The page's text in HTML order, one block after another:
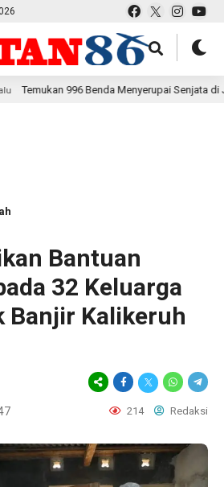
996 Benda Menyerupai Senjata di Jaksel,
Bantuan
32 Keluarga
Banjir Kalikeruh
214 Redaksi